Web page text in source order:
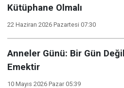
Kütüphane Olmalı
22 Haziran 2026 Pazartesi 07:30
Anneler Günü: Bir Gün
Emektir
10 Mayıs 2026 Pazar 05:39